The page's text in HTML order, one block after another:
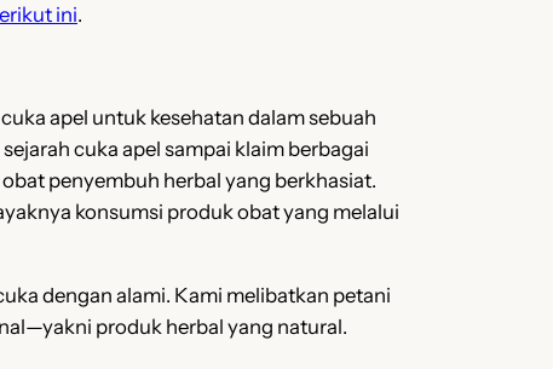
ini.
apel untuk kesehatan dalam sebuah
cuka apel sampai klaim berbagai
penyembuh herbal yang berkhasiat.
konsumsi produk obat yang melalui
dengan alami. Kami melibatkan petani
produk herbal yang natural.